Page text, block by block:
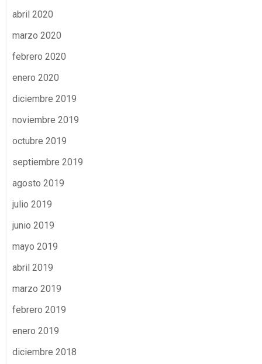
abril 2020
marzo 2020
febrero 2020
enero 2020
diciembre 2019
noviembre 2019
octubre 2019
septiembre 2019
agosto 2019
julio 2019
junio 2019
mayo 2019
abril 2019
marzo 2019
febrero 2019
enero 2019
diciembre 2018